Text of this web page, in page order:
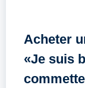
Acheter
«Je suis